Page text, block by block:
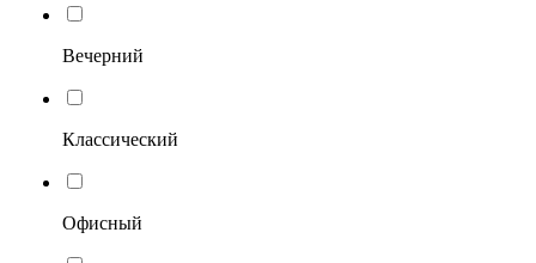
Вечерний
Классический
Офисный